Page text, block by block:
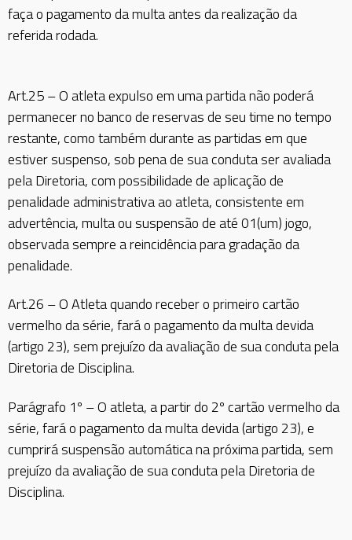
faça o pagamento da multa antes da realização da
referida rodada.
Art.25 – O atleta expulso em uma partida não poderá
permanecer no banco de reservas de seu time no tempo
restante, como também durante as partidas em que
estiver suspenso, sob pena de sua conduta ser avaliada
pela Diretoria, com possibilidade de aplicação de
penalidade administrativa ao atleta, consistente em
advertência, multa ou suspensão de até 01(um) jogo,
observada sempre a reincidência para gradação da
penalidade.
Art.26 – O Atleta quando receber o primeiro cartão
vermelho da série, fará o pagamento da multa devida
(artigo 23), sem prejuízo da avaliação de sua conduta pela
Diretoria de Disciplina.
Parágrafo 1º – O atleta, a partir do 2º cartão vermelho da
série, fará o pagamento da multa devida (artigo 23), e
cumprirá suspensão automática na próxima partida, sem
prejuízo da avaliação de sua conduta pela Diretoria de
Disciplina.